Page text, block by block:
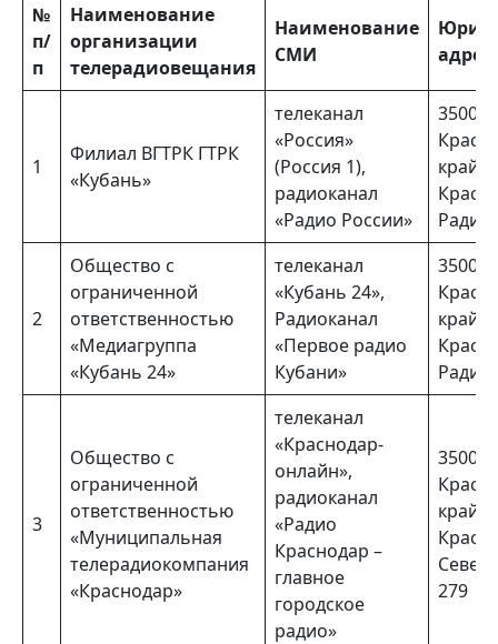
№
п/
п
Наименование
организации
телерадиовещания
Наименование
СМИ
адрес
1
Филиал ВГТРК ГТРК
«Кубань»
телеканал
«Россия»
(Россия 1),
радиоканал
«Радио России»
край, г.
2
Общество с
ограниченной
ответственностью
«Медиагруппа
«Кубань 24»
телеканал
«Кубань 24»,
Радиоканал
«Первое радио
Кубани»
край, г.
3
Общество с
ограниченной
ответственностью
«Муниципальная
телерадиокомпания
«Краснодар»
телеканал
«Краснодар-
онлайн»,
радиоканал
«Радио
Краснодар –
главное
городское
радио»
край, г.
279